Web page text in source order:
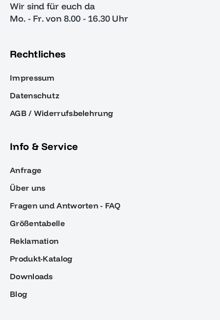
Wir sind für euch da
Mo. - Fr. von 8.00 - 16.30 Uhr
Rechtliches
Impressum
Datenschutz
AGB / Widerrufsbelehrung
Info & Service
Anfrage
Über uns
Fragen und Antworten - FAQ
Größentabelle
Reklamation
Produkt-Katalog
Downloads
Blog